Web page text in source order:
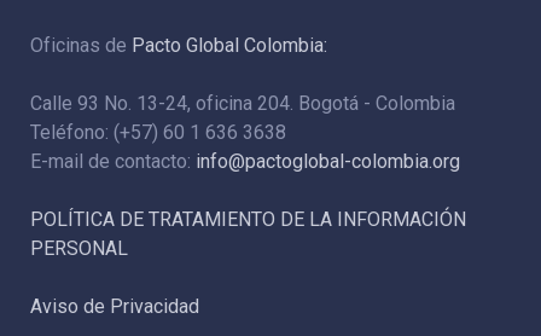
Oficinas de Pacto Global Colombia:
Calle 93 No. 13-24, oficina 204. Bogotá - Colombia
Teléfono: (+57) 60 1 636 3638
E-mail de contacto: info@pactoglobal-colombia.org
POLÍTICA DE TRATAMIENTO DE LA INFORMACIÓN
PERSONAL
Aviso de Privacidad